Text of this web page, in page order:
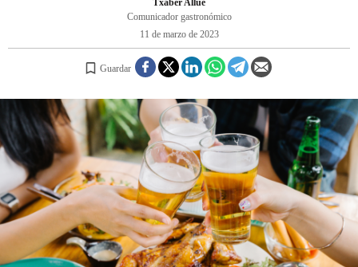
INICIAR SESIÓN
Txaber Allué
Comunicador gastronómico
11 de marzo de 2023
Guardar